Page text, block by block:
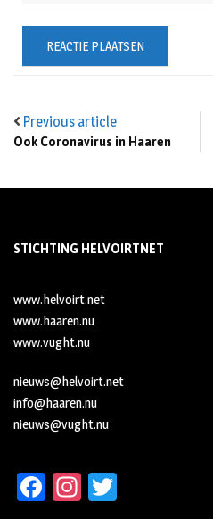
Previous article
Ook Coronavirus in Haaren
STICHTING HELVOIRTNET
www.helvoirt.net
www.haaren.nu
www.vught.nu
nieuws@helvoirt.net
info@haaren.nu
nieuws@vught.nu
Fa In